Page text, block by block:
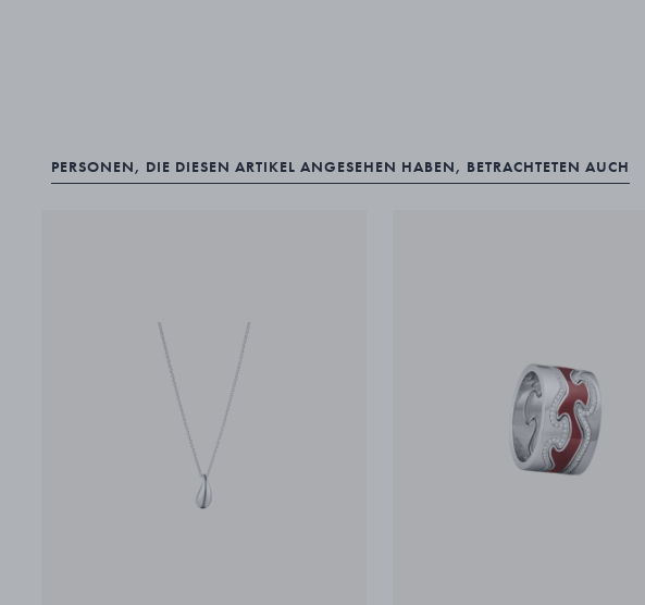
PERSONEN, DIE DIESEN ARTIKEL ANGESEHEN HABEN, BETRACHTETEN AUCH